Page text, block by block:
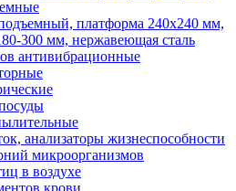
платформа 240х240 мм,
300 мм, нержавеющая сталь
антивибрационные
анализаторы жизнеспособности
микроорганизмов
в воздухе
крови